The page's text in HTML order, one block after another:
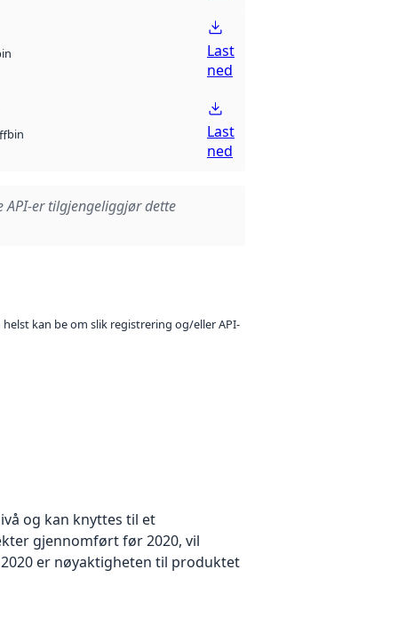
Last
ned
bin
Last
ned
API-er tilgjengeliggjør dette
kan be om slik registrering og/eller API-
og kan knyttes til et
gjennomført før 2020, vil
er nøyaktigheten til produktet